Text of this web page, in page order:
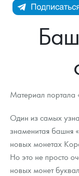
Каталог Монет
Инвестиционные
Монеты Царской
Монеты стран мира
Георгий Победоносец
Золотой червонец
Золотые слитки
Инфо
Как сделать заказ
Гарантии
Выкуп монет
Выкуп серебряных
Вопрос - ответ
Памятка для работы с
Информация
Распродажа монет и
Аналитика и события
Итоги 2025 года.
2026 год
Cтатьи
Георгий Победоносец
Котировки
Курс золота и серебра
Лом выкуп
Скупка слитков
Контакты
О нас
Наши преимущества
Материал портала
Один из самых
знаменитая башня
новых монетах
Но это не просто
новых монет